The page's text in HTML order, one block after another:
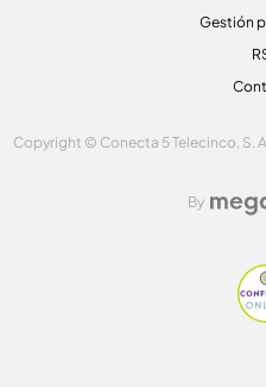
Gestión
Copyright © Conecta 5 Telecinco, S.
By